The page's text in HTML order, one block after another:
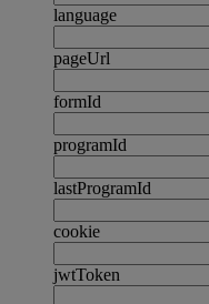
language
pageUrl
formId
programId
lastProgramId
cookie
jwtToken